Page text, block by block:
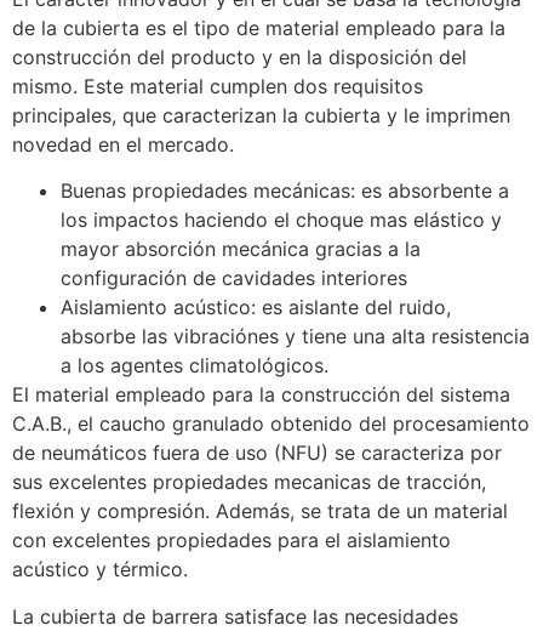
de la cubierta es el tipo de material empleado para la
construcción del producto y en la disposición del
mismo. Este material cumplen dos requisitos
principales, que caracterizan la cubierta y le imprimen
novedad en el mercado.
Buenas propiedades mecánicas: es absorbente a
los impactos haciendo el choque mas elástico y
mayor absorción mecánica gracias a la
configuración de cavidades interiores
Aislamiento acústico: es aislante del ruido,
absorbe las vibraciónes y tiene una alta resistencia
a los agentes climatológicos.
El material empleado para la construcción del sistema
C.A.B., el caucho granulado obtenido del procesamiento
de neumáticos fuera de uso (NFU) se caracteriza por
sus excelentes propiedades mecanicas de tracción,
flexión y compresión. Además, se trata de un material
con excelentes propiedades para el aislamiento
acústico y térmico.
La cubierta de barrera satisface las necesidades